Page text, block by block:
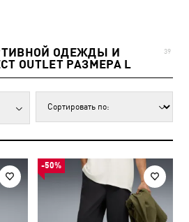
ОДЕЖДЫ И
OUTLET РАЗМЕРА L
39
-50%